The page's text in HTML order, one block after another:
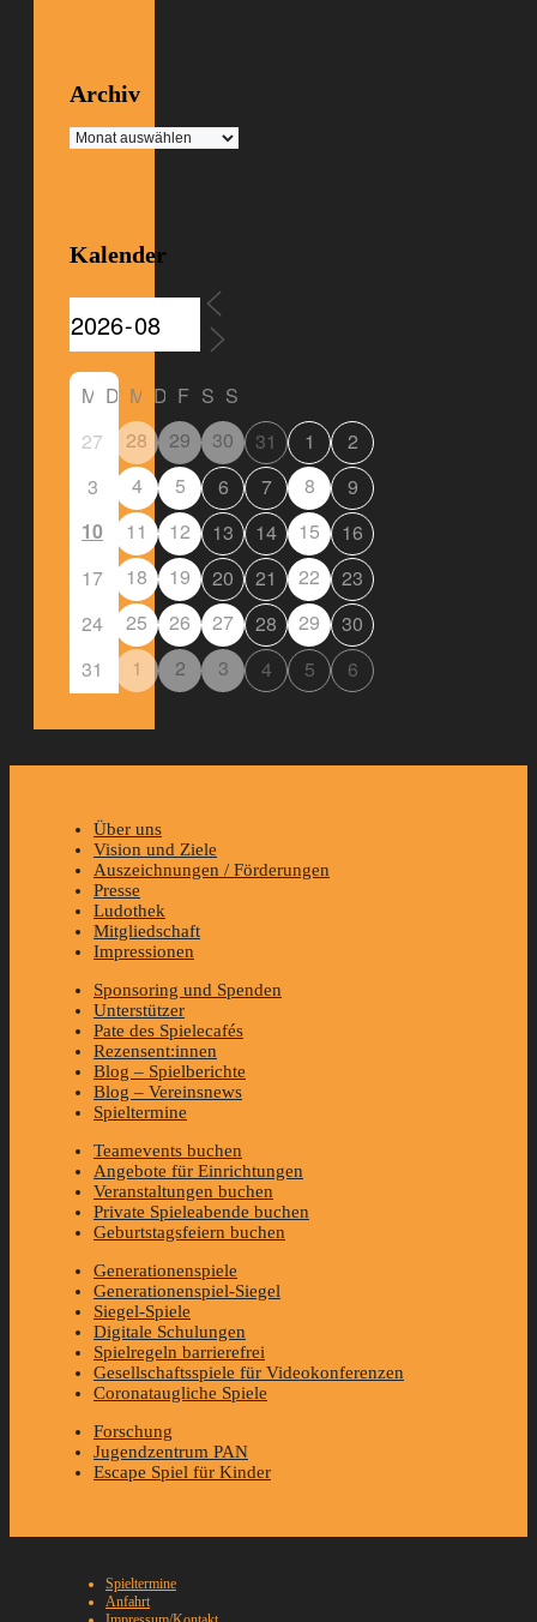
Archiv
Archiv
Kalender
M D M D F S S
27
28 29 30 31 1
2
3
4 5 6 7 8
9
10
11 12 13 14 15
16
17
18 19 20 21 22
23
24
25 26 27 28 29
30
31
1 2 3 4 5 6
Über uns
Vision und Ziele
Auszeichnungen / Förderungen
Presse
Ludothek
Mitgliedschaft
Impressionen
Sponsoring und Spenden
Unterstützer
Pate des Spielecafés
Rezensent:innen
Blog – Spielberichte
Blog – Vereinsnews
Spieltermine
Teamevents buchen
Angebote für Einrichtungen
Veranstaltungen buchen
Private Spieleabende buchen
Geburtstagsfeiern buchen
Generationenspiele
Generationenspiel-Siegel
Siegel-Spiele
Digitale Schulungen
Spielregeln barrierefrei
Gesellschaftsspiele für Videokonferenzen
Coronataugliche Spiele
Forschung
Jugendzentrum PAN
Escape Spiel für Kinder
Spieltermine
Anfahrt